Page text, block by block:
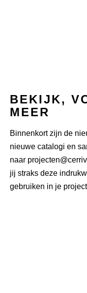
BEKIJK,
MEER
Binnenkort zijn de
nieuwe catalogi en
naar
jij straks deze
gebruiken in je